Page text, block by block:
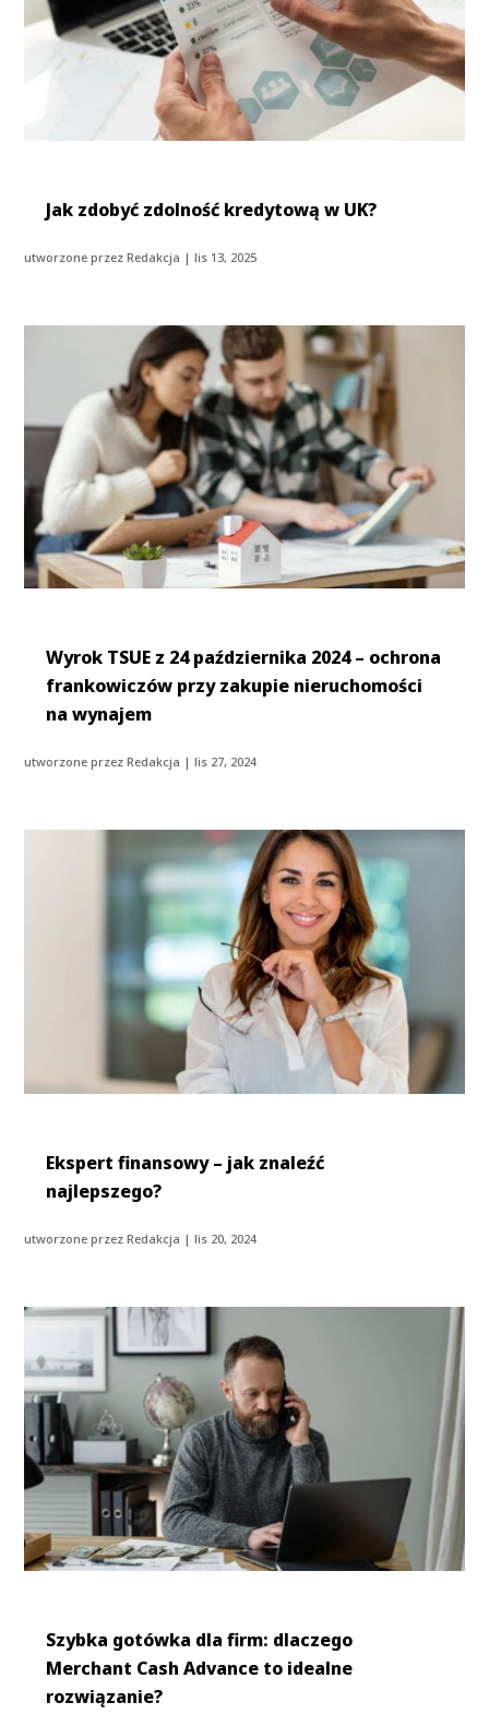
Jak zdobyć zdolność kredytową w UK?
utworzone przezRedakcja |lis 13, 2025
Wyrok TSUE z 24 października 2024 – ochrona
frankowiczów przy zakupie nieruchomości
na wynajem
utworzone przezRedakcja |lis 27, 2024
Ekspert finansowy – jak znaleźć
najlepszego?
utworzone przezRedakcja |lis 20, 2024
Szybka gotówka dla firm: dlaczego
Merchant Cash Advance to idealne
rozwiązanie?